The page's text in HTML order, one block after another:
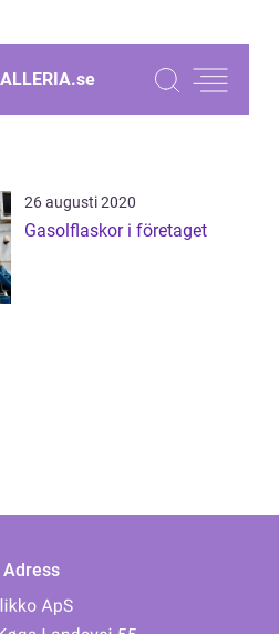
se
26 augusti 2020
Gasolflaskor i företaget
Adress